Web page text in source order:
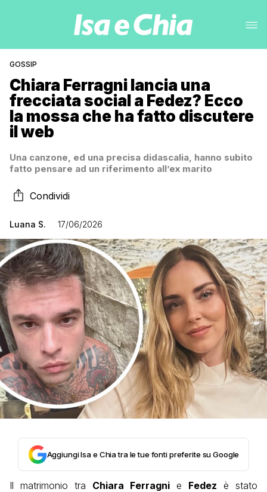
GOSSIP
Chiara Ferragni lancia una
frecciata social a Fedez? Ecco
la mossa che ha fatto discutere
il web
Una canzone, ed una precisa didascalia, hanno subito
fatto pensare ad un riferimento all’ex marito
Condividi
Luana S. 17/06/2026
Aggiungi Isa e Chia tra le tue fonti preferite su Google
Il matrimonio tra Chiara Ferragni e Fedez è stato